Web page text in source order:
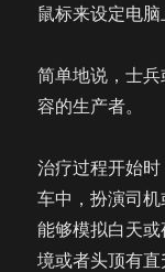
鼠标来设定电脑
简单地说，士
容的生产者。
治疗过程开始
车中，扮演司
能够模拟白天
境或者头顶有